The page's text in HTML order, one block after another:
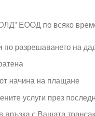
ЕООД по всяко
по разрешаването на
начина на плащане
услуги през
с Вашата